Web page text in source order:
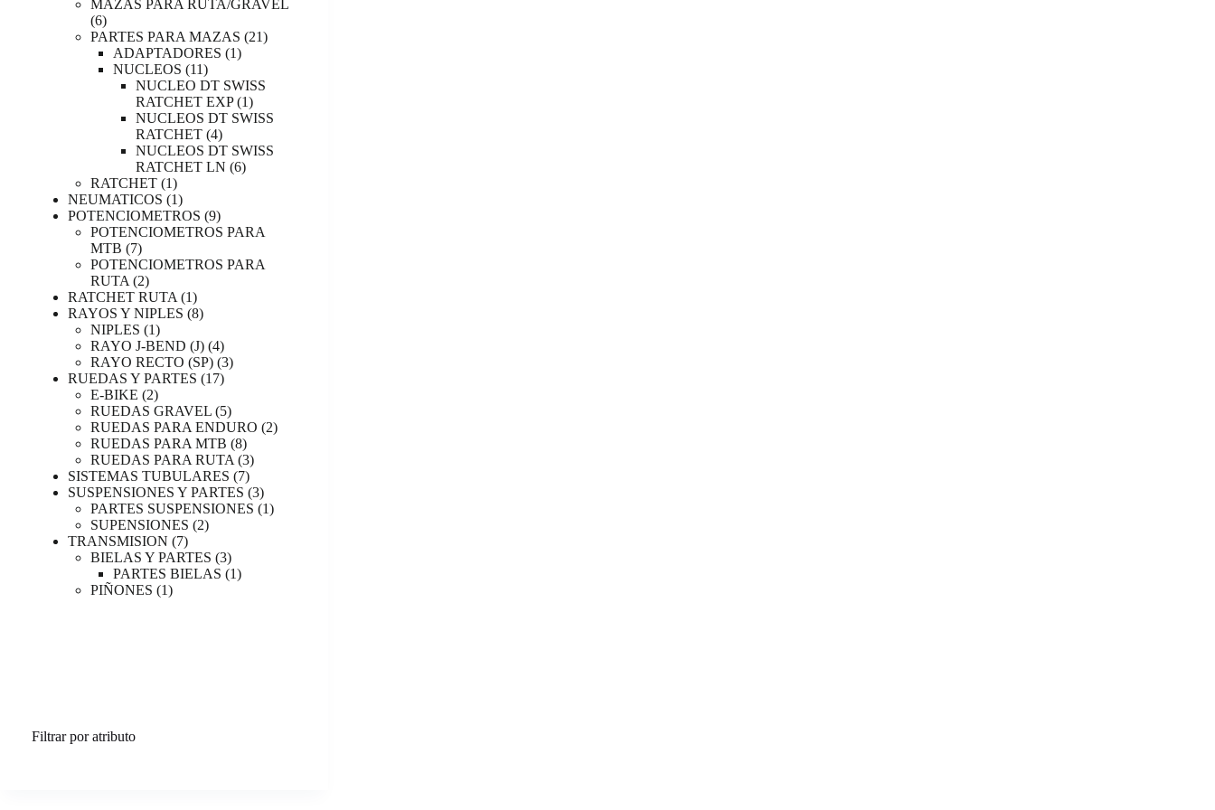
productos
MAZAS PARA RUTA/GRAVEL
66
productos
PARTES PARA MAZAS 2121
ADAPTADORES 11
NUCLEOS 1111
productos
NUCLEO DT SWISS
RATCHET EXP 11
producto
NUCLEOS DT SWISS
RATCHET 44
productos
NUCLEOS DT SWISS
RATCHET LN 66
RATCHET 11
producto
NEUMATICOS 11
producto
POTENCIOMETROS 99
productos
POTENCIOMETROS PARA
MTB
77
productos
POTENCIOMETROS PARA
RUTA
22
productos
RATCHET RUTA 11
producto
RAYOS Y NIPLES 88
NIPLES 11
producto
RAYO J-BEND (J) 44
productos
RAYO RECTO (SP) 33
RUEDAS Y PARTES 1717
E-BIKE 22
productos
RUEDAS GRAVEL 55
productos
RUEDAS PARA ENDURO 22
RUEDAS PARA MTB 88
productos
RUEDAS PARA RUTA 33
productos
SISTEMAS TUBULARES 77
productos
SUSPENSIONES Y PARTES 33
productos
PARTES SUSPENSIONES 11
SUPENSIONES 22
TRANSMISION 77
productos
BIELAS Y PARTES 33
productos
PARTES BIELAS 11
PIÑONES 11
Filtrar por atributo